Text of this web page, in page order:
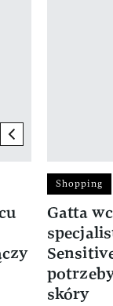
previous element
Shopping
Gatta
skóry